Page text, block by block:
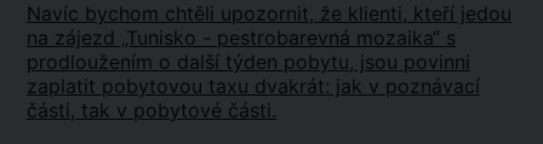
Navíc bychom chtěli upozornit, že klienti, kteří jedou
na zájezd „Tunisko - pestrobarevná mozaika“ s
prodloužením o další týden pobytu, jsou povinni
zaplatit pobytovou taxu dvakrát: jak v poznávací
části, tak v pobytové části.